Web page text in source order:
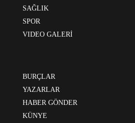
SAĞLIK
SPOR
VIDEO GALERİ
BURÇLAR
YAZARLAR
HABER GÖNDER
KÜNYE